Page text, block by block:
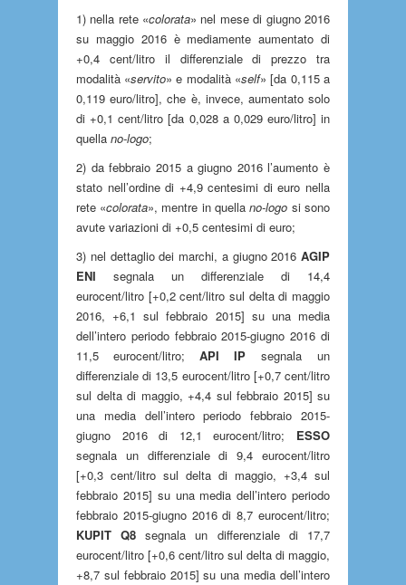
1) nella rete «colorata» nel mese di giugno 2016
su maggio 2016 è mediamente aumentato di
+0,4 cent/litro il differenziale di prezzo tra
modalità «servito» e modalità «self» [da 0,115 a
0,119 euro/litro], che è, invece, aumentato solo
di +0,1 cent/litro [da 0,028 a 0,029 euro/litro] in
quella no-logo;
2) da febbraio 2015 a giugno 2016 l’aumento è
stato nell’ordine di +4,9 centesimi di euro nella
rete «colorata», mentre in quella no-logo si sono
avute variazioni di +0,5 centesimi di euro;
3) nel dettaglio dei marchi, a giugno 2016 AGIP
ENI segnala un differenziale di 14,4
eurocent/litro [+0,2 cent/litro sul delta di maggio
2016, +6,1 sul febbraio 2015] su una media
dell’intero periodo febbraio 2015-giugno 2016 di
11,5 eurocent/litro; API IP segnala un
differenziale di 13,5 eurocent/litro [+0,7 cent/litro
sul delta di maggio, +4,4 sul febbraio 2015] su
una media dell’intero periodo febbraio 2015-
giugno 2016 di 12,1 eurocent/litro; ESSO
segnala un differenziale di 9,4 eurocent/litro
[+0,3 cent/litro sul delta di maggio, +3,4 sul
febbraio 2015] su una media dell’intero periodo
febbraio 2015-giugno 2016 di 8,7 eurocent/litro;
KUPIT Q8 segnala un differenziale di 17,7
eurocent/litro [+0,6 cent/litro sul delta di maggio,
+8,7 sul febbraio 2015] su una media dell’intero